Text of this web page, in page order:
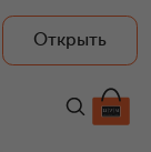
Открыть
₽